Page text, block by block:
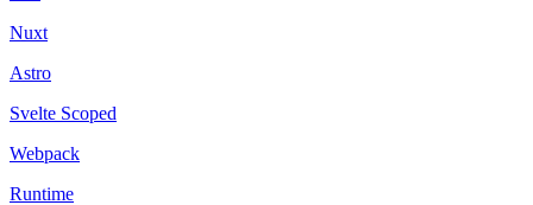
Nuxt
Astro
Svelte Scoped
Webpack
Runtime